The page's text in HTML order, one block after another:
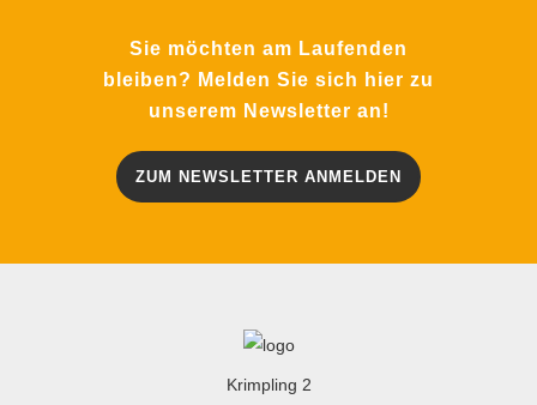
Sie möchten am Laufenden
bleiben? Melden Sie sich hier zu
unserem Newsletter an!
ZUM NEWSLETTER ANMELDEN
Krimpling 2